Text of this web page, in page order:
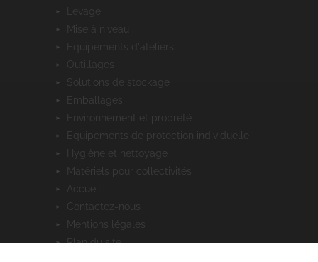
mise à niveau
equipements d'ateliers
outillages
solutions de stockage
emballages
environnement et propreté
equipements de protection individuelle
hygiène et nettoyage
matériels pour collectivités
accueil
contactez-nous
mentions légales
plan du site